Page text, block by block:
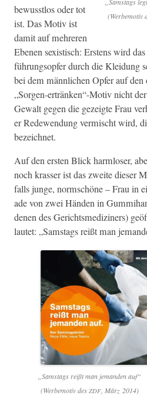
(Werbe­mo­tiv
bewusst­los oder tot
ist. Das Motiv ist
damit auf mehreren
Ebe­nen sex­is­tisch: Erstens wird
führung­sopfer durch die Klei­dung
bei dem männlichen Opfer auf den
„Sorgen-ertränken“-Motiv nicht
Gewalt gegen die gezeigte Frau
er Redewen­dung ver­mis­cht wird,
bezeichnet.
Auf den ersten Blick harm­los­er,
noch krass­er ist das zweite dieser
falls junge, norm­schöne – Frau in
ade von zwei Hän­den in
denen des Gerichtsmedi­zin­ers)
lautet: „Sam­stags reißt man
„Sam­stags reißt man jeman­den auf“
(Werbe­mo­tiv des ZDF , März 2014)